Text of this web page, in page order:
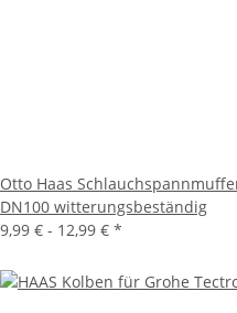
Otto Haas
DN100 witterungsbeständig
9,99 € - 12,99 € *